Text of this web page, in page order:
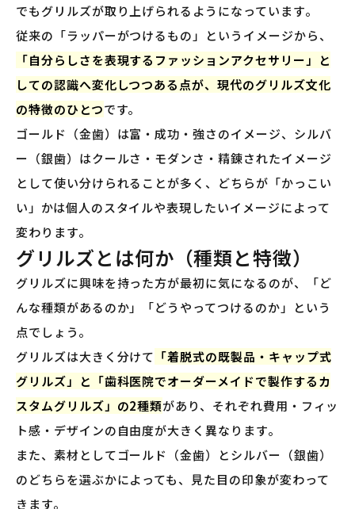
でもグリルズが取り上げられるようになっています。
従来の「ラッパーがつけるもの」というイメージから、
「自分らしさを表現するファッションアクセサリー」と
しての認識へ変化しつつある点が、現代のグリルズ文化
の特徴のひとつです。
ゴールド（金歯）は富・成功・強さのイメージ、シルバ
ー（銀歯）はクールさ・モダンさ・精錬されたイメージ
として使い分けられることが多く、どちらが「かっこい
い」かは個人のスタイルや表現したいイメージによって
変わります。
グリルズとは何か（種類と特徴）
グリルズに興味を持った方が最初に気になるのが、「ど
んな種類があるのか」「どうやってつけるのか」という
点でしょう。
グリルズは大きく分けて 「着脱式の既製品・キャップ式
グリルズ」と「歯科医院でオーダーメイドで製作するカ
スタムグリルズ」の2種類があり、それぞれ費用・フィッ
ト感・デザインの自由度が大きく異なります。
また、素材としてゴールド（金歯）とシルバー（銀歯）
のどちらを選ぶかによっても、見た目の印象が変わって
きます。